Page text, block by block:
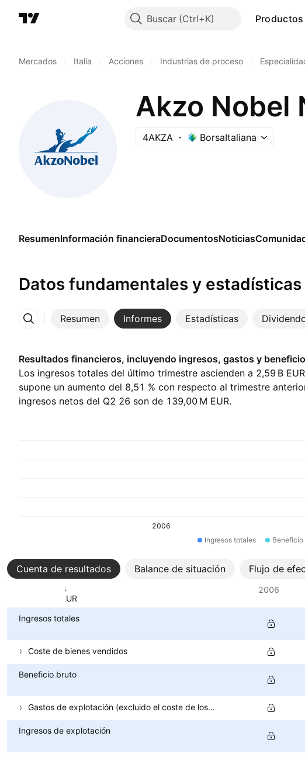
Buscar Productos
Mercados Italia Acciones Industrias de proceso
Akzo Nobel
4AKZA BorsaItaliana
ResumenInformación financieraDocumentosNoticias
Datos fundamentales y estadísticas
Resumen Informes Estadísticas
Más
Resultados financieros, incluyendo ingresos, gastos y
Los ingresos totales del último trimestre ascienden a ‪2,59 B‬
supone un aumento del 8,51 % con respecto al trimestre
ingresos netos del Q2 26 son de ‪139,00 M‬ EUR.
2006
Ingresos totales
Beneficio
Cuenta de resultados Balance de situación Flujo de
Métricas
Divisa: EUR
2006
Ingresos totales
Coste de bienes vendidos
Beneficio bruto
Gastos de explotación (excluido el coste de los bienes vendidos)
Ingresos de explotación